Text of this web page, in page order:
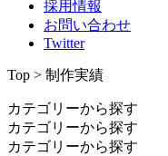
採用情報
お問い合わせ
Twitter
Top > 制作実績
カテゴリーから探す
カテゴリーから探す
カテゴリーから探す